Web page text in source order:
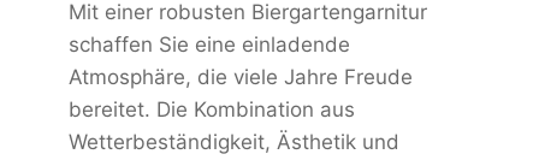
Mit einer robusten Biergartengarnitur
schaffen Sie eine einladende
Atmosphäre, die viele Jahre Freude
bereitet. Die Kombination aus
Wetterbeständigkeit, Ästhetik und